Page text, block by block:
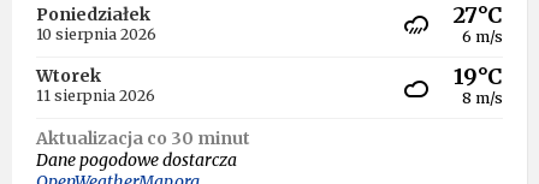
Poniedziałek
10 sierpnia 2026
27°C
6 m/s
Wtorek
11 sierpnia 2026
19°C
8 m/s
Aktualizacja co 30 minut
Dane pogodowe dostarcza